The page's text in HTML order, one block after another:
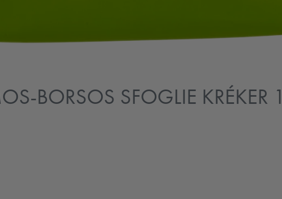
BORSOS SFOGLIE KRÉKER